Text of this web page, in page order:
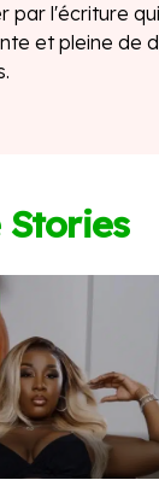
par l'écriture
et pleine de
Stories